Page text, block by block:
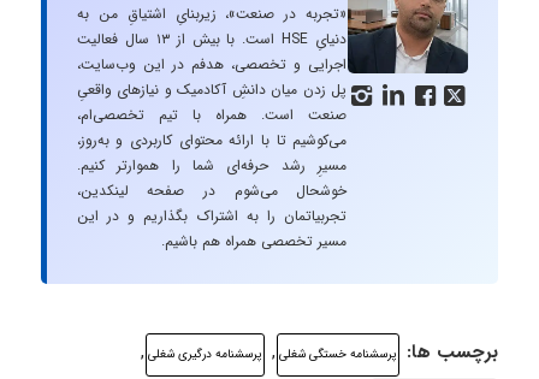
   
«تجربه در صنعت»، زیربنایِ اشتیاقِ من به
دنیایِ HSE است. با بیش از ۱۳ سال فعالیت
اجرایی و تخصصی، هدفم در این وب‌سایت،
پل زدن میان دانشِ آکادمیک و نیازهای واقعیِ
صنعت است. همراه با تیم تخصصی‌ام،
می‌کوشیم تا با ارائه محتوای کاربردی و به‌روز،
مسیرِ رشد حرفه‌ای شما را هموارتر کنیم.
خوشحال می‌شوم در صفحه لینکدین،
تجربیاتمان را به اشتراک بگذاریم و در این
مسیر تخصصی همراه هم باشیم.
برچسب ها: پرسشنامه خستگی شغلی , پرسشنامه درگیری شغلی ,